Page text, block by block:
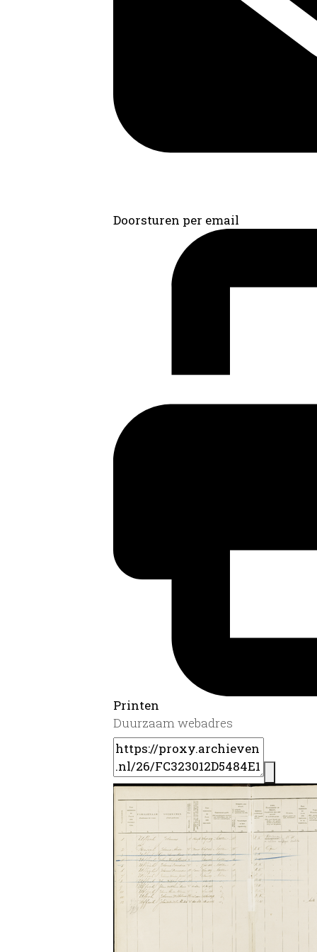
Doorsturen per email
Printen
Duurzaam webadres